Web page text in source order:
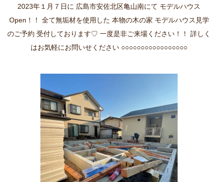
2023年１月７日に 広島市安佐北区亀山南にて モデルハウス
Open！！ 全て無垢材を使用した 本物の木の家 モデルハウス見学
のご予約 受付しております♡ 一度是非ご来場ください！！ 詳しく
はお気軽にお問いせください ○○○○○○○○○○○○○○○○○